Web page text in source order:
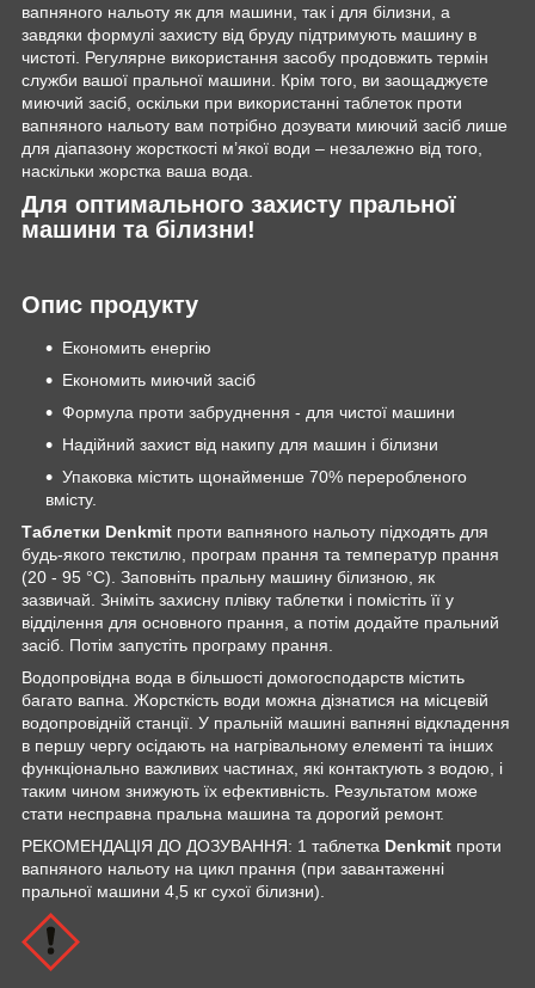
вапняного нальоту як для машини, так і для білизни, а
завдяки формулі захисту від бруду підтримують машину в
чистоті. Регулярне використання засобу продовжить термін
служби вашої пральної машини. Крім того, ви заощаджуєте
миючий засіб, оскільки при використанні таблеток проти
вапняного нальоту вам потрібно дозувати миючий засіб лише
для діапазону жорсткості м’якої води – незалежно від того,
наскільки жорстка ваша вода.
Для оптимального захисту пральної
машини та білизни!
Опис продукту
Економить енергію
Економить миючий засіб
Формула проти забруднення - для чистої машини
Надійний захист від накипу для машин і білизни
Упаковка містить щонайменше 70% переробленого
вмісту.
Таблетки Denkmit проти вапняного нальоту підходять для
будь-якого текстилю, програм прання та температур прання
(20 - 95 °C). Заповніть пральну машину білизною, як
зазвичай. Зніміть захисну плівку таблетки і помістіть її у
відділення для основного прання, а потім додайте пральний
засіб. Потім запустіть програму прання.
Водопровідна вода в більшості домогосподарств містить
багато вапна. Жорсткість води можна дізнатися на місцевій
водопровідній станції. У пральній машині вапняні відкладення
в першу чергу осідають на нагрівальному елементі та інших
функціонально важливих частинах, які контактують з водою, і
таким чином знижують їх ефективність. Результатом може
стати несправна пральна машина та дорогий ремонт.
РЕКОМЕНДАЦІЯ ДО ДОЗУВАННЯ: 1 таблетка Denkmit проти
вапняного нальоту на цикл прання (при завантаженні
пральної машини 4,5 кг сухої білизни).